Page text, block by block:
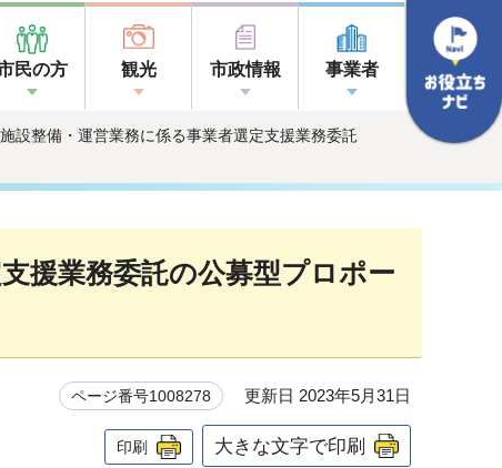
民の方 観光 市政情報 事業者
設整備・運営業務に係る事業者選定支援業務委託
援業務委託の公募型プロポー
ページ番号1008278 更新日 2023年5月31日
印刷 大きな文字で印刷